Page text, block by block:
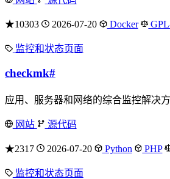
★10303 2026-07-20 Docker
监控和状态页面
checkmk#
应用、服务器和网络的综合监控解决方
网站 源代码
★2317 2026-07-20 Python PHP
监控和状态页面